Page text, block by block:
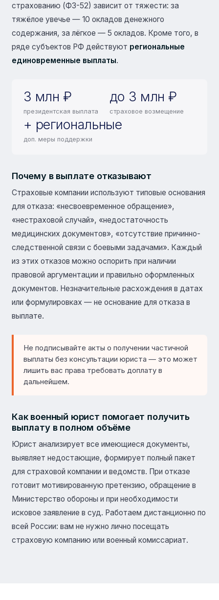
страхованию (ФЗ-52) зависит от тяжести: за
тяжёлое увечье — 10 окладов денежного
содержания, за лёгкое — 5 окладов. Кроме того, в
ряде субъектов РФ действуют региональные
единовременные выплаты.
3 млн ₽
президентская выплата
до 3 млн ₽
страховое возмещение
+ региональные
доп. меры поддержки
Почему в выплате отказывают
Страховые компании используют типовые основания
для отказа: «несвоевременное обращение»,
«нестраховой случай», «недостаточность
медицинских документов», «отсутствие причинно-
следственной связи с боевыми задачами». Каждый
из этих отказов можно оспорить при наличии
правовой аргументации и правильно оформленных
документов. Незначительные расхождения в датах
или формулировках — не основание для отказа в
выплате.
Не подписывайте акты о получении частичной
выплаты без консультации юриста — это может
лишить вас права требовать доплату в
дальнейшем.
Как военный юрист помогает получить
выплату в полном объёме
Юрист анализирует все имеющиеся документы,
выявляет недостающие, формирует полный пакет
для страховой компании и ведомств. При отказе
готовит мотивированную претензию, обращение в
Министерство обороны и при необходимости
исковое заявление в суд. Работаем дистанционно по
всей России: вам не нужно лично посещать
страховую компанию или военный комиссариат.